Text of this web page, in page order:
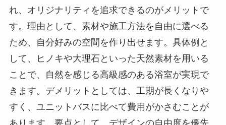
れ、オリジナリティを追求できるのがメリットで
す。理由として、素材や施工方法を自由に選べる
ため、自分好みの空間を作り出せます。具体例と
して、ヒノキや大理石といった天然素材を用いる
ことで、自然を感じる高級感のある浴室が実現で
きます。デメリットとしては、工期が長くなりや
すく、ユニットバスに比べて費用がかさむことが
あります。要点として、デザインの自由度を優先